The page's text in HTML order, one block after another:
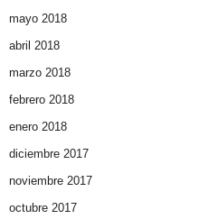
mayo 2018
abril 2018
marzo 2018
febrero 2018
enero 2018
diciembre 2017
noviembre 2017
octubre 2017